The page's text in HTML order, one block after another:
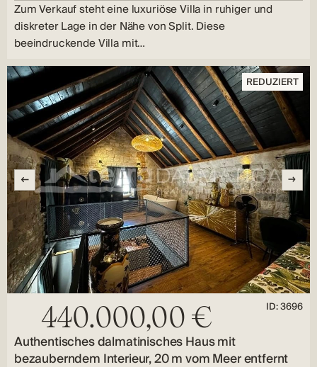
Zum Verkauf steht eine luxuriöse Villa in ruhiger und
diskreter Lage in der Nähe von Split. Diese
beeindruckende Villa mit…
REDUZIERT
440.000,00 € ID: 3696
Authentisches dalmatinisches Haus mit
bezauberndem Interieur, 20 m vom Meer entfernt